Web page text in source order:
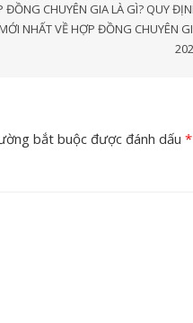
ĐỒNG CHUYÊN GIA LÀ GÌ? QUY
NHẤT VỀ HỢP ĐỒNG CHUYÊN
bắt buộc được đánh dấu *